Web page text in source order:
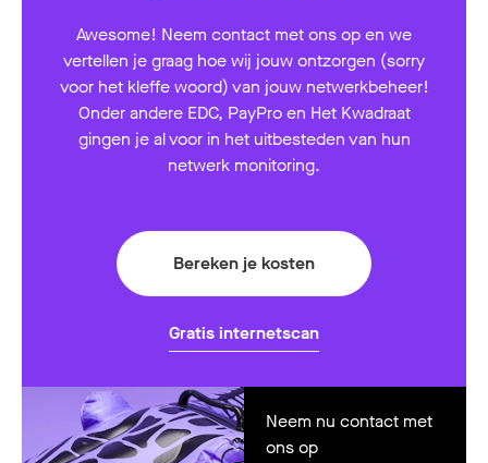
Awesome! Neem contact met ons op en we
vertellen je graag hoe wij jouw ontzorgen (sorry
voor het kleffe woord) van jouw netwerkbeheer!
Onder andere EDC, PayPro en Het Kwadraat
gingen je al voor in het uitbesteden van hun
netwerk monitoring.
Bereken je kosten
Gratis internetscan
Neem nu contact met
ons op